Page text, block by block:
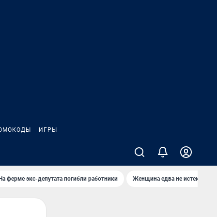
ИГРЫ
ферме экс-депутата погибли работники Женщина едва не истекла